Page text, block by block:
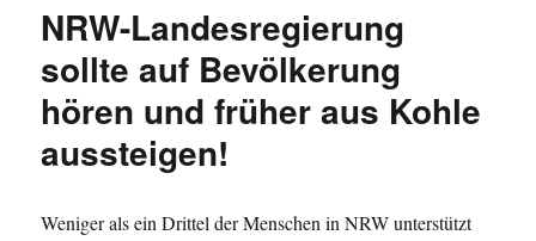
NRW-Landesregierung
sollte auf Bevölkerung
hören und früher aus Kohle
aussteigen!
Weniger als ein Drittel der Menschen in NRW unterstützt